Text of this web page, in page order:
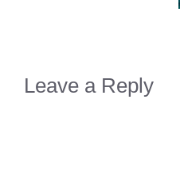
Leave a Reply